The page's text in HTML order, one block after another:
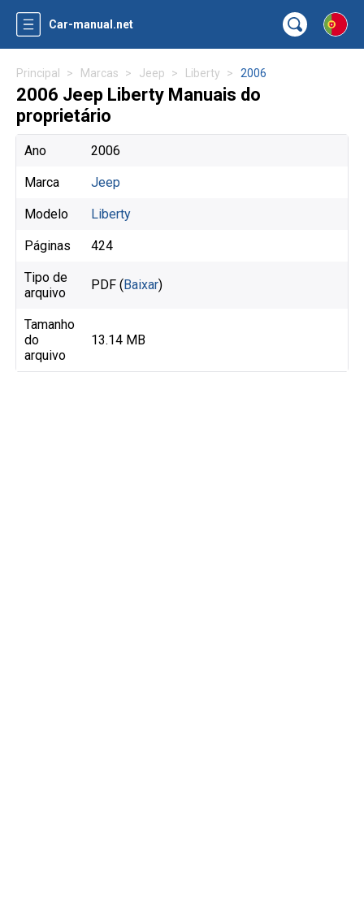
Car-manual.net
Principal Marcas Jeep Liberty 2006
2006 Jeep Liberty Manuais do
proprietário
Ano 2006
Marca Jeep
Modelo Liberty
Páginas 424
Tipo de
arquivo
PDF (Baixar)
Tamanho
do
arquivo
13.14 MB